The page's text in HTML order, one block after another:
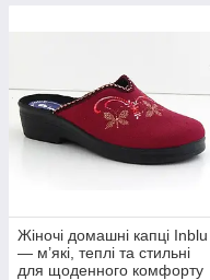
Жіночі домашні капці Inblu
— м’які, теплі та стильні
для щоденного комфорту